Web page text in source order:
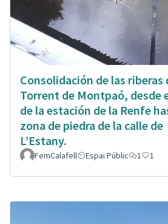
Consolidación de las riberas
Torrent de Montpaó, desde
de la estación de la Renfe
zona de piedra de la calle de
L’Estany.
FemCalafell Espai Públic 1 1